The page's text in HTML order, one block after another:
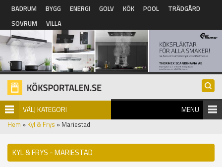
Hoppa till huvudinnehåll
BADRUM BYGG ENERGI GOLV KÖK POOL
TRÄDGÅRD
SOVRUM
VILLA
VÄLJ KATEGORI MENU
Hem » Kyl & Frys » Mariestad
KYL & FRYS - MARIESTAD